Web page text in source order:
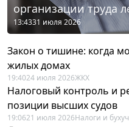
организации труда
13:4331 июля 2026
Закон о тишине: когда
жилых домах
19:4024 июля 2026ЖКХ
Налоговый контроль и
позиции высших судов
19:0621 июля 2026Налоги и